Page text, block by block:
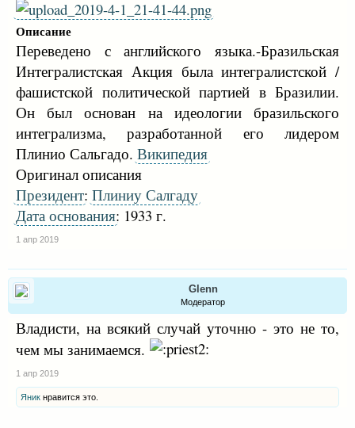
Описание
Переведено с английского языка.-Бразильская
Интегралистская Акция была интегралистской /
фашистской политической партией в Бразилии.
Он был основан на идеологии бразильского
интегрализма, разработанной его лидером
Плинио Сальгадо. Википедия
Оригинал описания
Президент: Плиниу Салгаду
Дата основания: 1933 г.
1 апр 2019
Glenn
Модератор
Владисти, на всякий случай уточню - это не то,
чем мы занимаемся.
1 апр 2019
Яник нравится это.